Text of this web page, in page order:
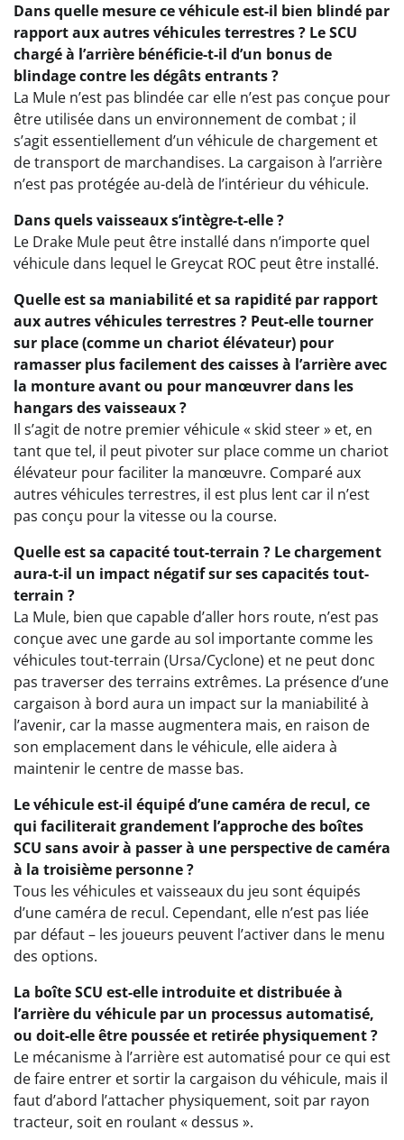
Dans quelle mesure ce véhicule est-il bien blindé par
rapport aux autres véhicules terrestres ? Le SCU
chargé à l’arrière bénéficie-t-il d’un bonus de
blindage contre les dégâts entrants ?
La Mule n’est pas blindée car elle n’est pas conçue pour
être utilisée dans un environnement de combat ; il
s’agit essentiellement d’un véhicule de chargement et
de transport de marchandises. La cargaison à l’arrière
n’est pas protégée au-delà de l’intérieur du véhicule.
Dans quels vaisseaux s’intègre-t-elle ?
Le Drake Mule peut être installé dans n’importe quel
véhicule dans lequel le Greycat ROC peut être installé.
Quelle est sa maniabilité et sa rapidité par rapport
aux autres véhicules terrestres ? Peut-elle tourner
sur place (comme un chariot élévateur) pour
ramasser plus facilement des caisses à l’arrière avec
la monture avant ou pour manœuvrer dans les
hangars des vaisseaux ?
Il s’agit de notre premier véhicule « skid steer » et, en
tant que tel, il peut pivoter sur place comme un chariot
élévateur pour faciliter la manœuvre. Comparé aux
autres véhicules terrestres, il est plus lent car il n’est
pas conçu pour la vitesse ou la course.
Quelle est sa capacité tout-terrain ? Le chargement
aura-t-il un impact négatif sur ses capacités tout-
terrain ?
La Mule, bien que capable d’aller hors route, n’est pas
conçue avec une garde au sol importante comme les
véhicules tout-terrain (Ursa/Cyclone) et ne peut donc
pas traverser des terrains extrêmes. La présence d’une
cargaison à bord aura un impact sur la maniabilité à
l’avenir, car la masse augmentera mais, en raison de
son emplacement dans le véhicule, elle aidera à
maintenir le centre de masse bas.
Le véhicule est-il équipé d’une caméra de recul, ce
qui faciliterait grandement l’approche des boîtes
SCU sans avoir à passer à une perspective de caméra
à la troisième personne ?
Tous les véhicules et vaisseaux du jeu sont équipés
d’une caméra de recul. Cependant, elle n’est pas liée
par défaut – les joueurs peuvent l’activer dans le menu
des options.
La boîte SCU est-elle introduite et distribuée à
l’arrière du véhicule par un processus automatisé,
ou doit-elle être poussée et retirée physiquement ?
Le mécanisme à l’arrière est automatisé pour ce qui est
de faire entrer et sortir la cargaison du véhicule, mais il
faut d’abord l’attacher physiquement, soit par rayon
tracteur, soit en roulant « dessus ».